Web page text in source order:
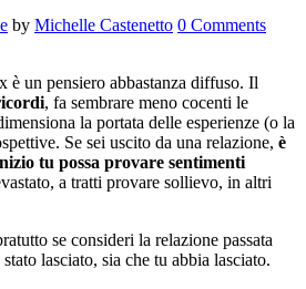
by Michelle Castenetto 0 Comments
è un pensiero abbastanza diffuso. Il
, fa sembrare meno cocenti le
la portata delle esperienze (o la
Se sei uscito da una relazione, è
tu possa provare sentimenti
a tratti provare sollievo, in altri
se consideri la relazione passata
lasciato, sia che tu abbia lasciato.